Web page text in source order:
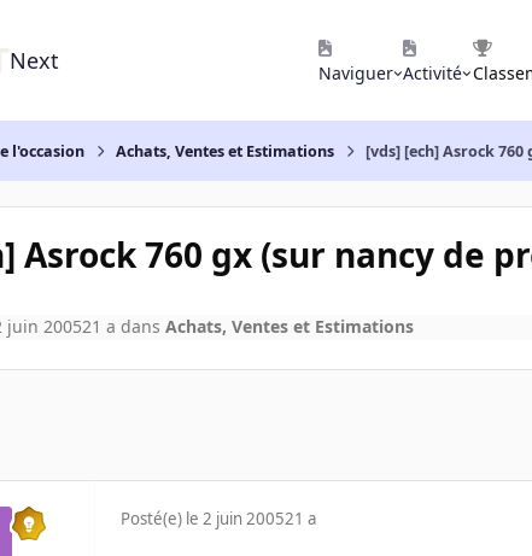
Next Naviguer Activité
l'occasion Achats, Ventes et Estimations [vds] [ech] Asrock
Asrock 760 gx (sur nancy de
juin 200521 a dans Achats, Ventes et Estimations
Posté(e) le 2 juin 200521 a